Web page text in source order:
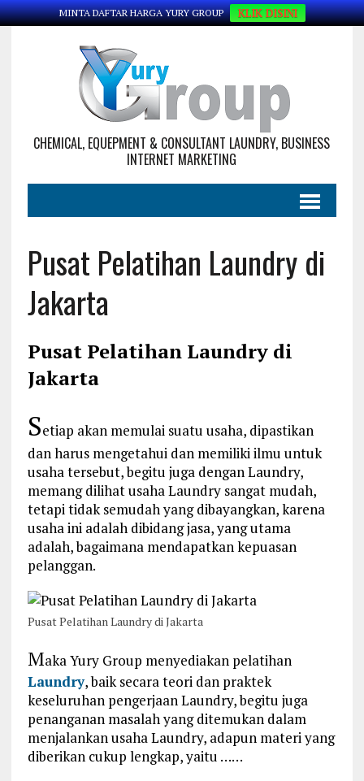
MINTA DAFTAR HARGA YURY GROUP KLIK DISINI
CHEMICAL, EQUEPMENT & CONSULTANT LAUNDRY, BUSINESS
INTERNET MARKETING
Pusat Pelatihan Laundry di
Jakarta
Pusat Pelatihan Laundry di
Jakarta
Setiap akan memulai suatu usaha, dipastikan
dan harus mengetahui dan memiliki ilmu untuk
usaha tersebut, begitu juga dengan Laundry,
memang dilihat usaha Laundry sangat mudah,
tetapi tidak semudah yang dibayangkan, karena
usaha ini adalah dibidang jasa, yang utama
adalah, bagaimana mendapatkan kepuasan
pelanggan.
Pusat Pelatihan Laundry di Jakarta
Maka Yury Group menyediakan pelatihan
Laundry, baik secara teori dan praktek
keseluruhan pengerjaan Laundry, begitu juga
penanganan masalah yang ditemukan dalam
menjalankan usaha Laundry, adapun materi yang
diberikan cukup lengkap, yaitu ……